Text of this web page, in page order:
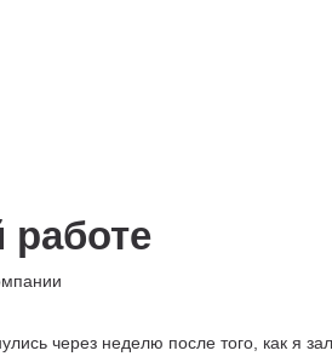
через неделю после того, как я